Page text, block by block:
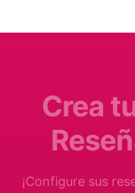
Crea
¡Configure sus